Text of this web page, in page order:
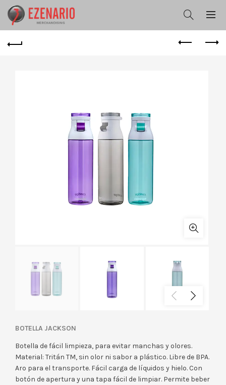
BOTELLA JACKSON
Botella de fácil limpieza, para evitar manchas y olores.
Material: Tritán TM, sin olor ni sabor a plástico. Libre de BPA.
Aro para el transporte. Fácil carga de líquidos y hielo. Con
botón de apertura y una tapa fácil de limpiar. Permite beber